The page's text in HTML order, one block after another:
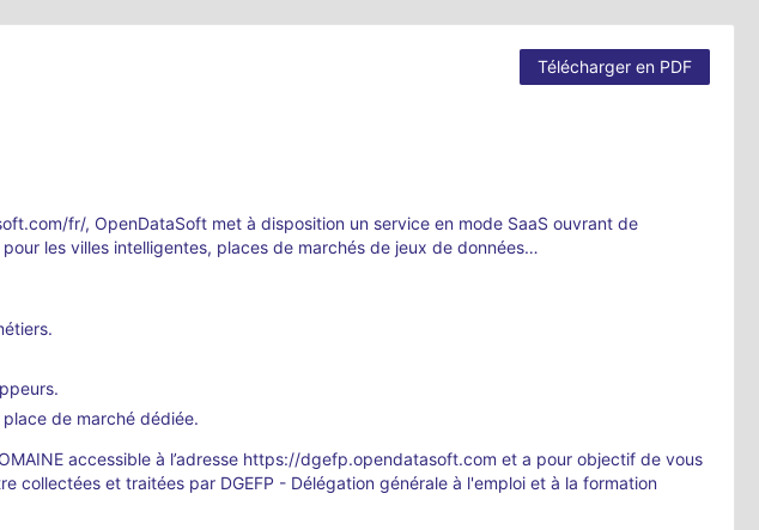
Télécharger en PDF
fr/, OpenDataSoft met à disposition un service en mode SaaS ouvrant de
les villes intelligentes, places de marchés de jeux de données…
de marché dédiée.
accessible à l’adresse https://dgefp.opendatasoft.com et a pour objectif de vous
collectées et traitées par DGEFP - Délégation générale à l'emploi et à la formation